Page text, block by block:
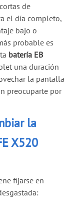
de
el día completo,
bajo o
probable es
batería EB
una duración
la pantalla
preocuparte por
la
X520
fijarse en